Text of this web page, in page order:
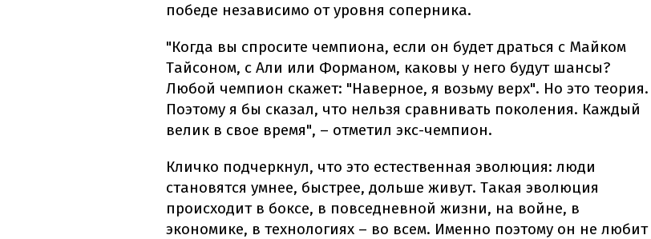
победе независимо от уровня соперника.
"Когда вы спросите чемпиона, если он будет драться с Майком
Тайсоном, с Али или Форманом, каковы у него будут шансы?
Любой чемпион скажет: "Наверное, я возьму верх". Но это теория.
Поэтому я бы сказал, что нельзя сравнивать поколения. Каждый
велик в свое время", – отметил экс-чемпион.
Кличко подчеркнул, что это естественная эволюция: люди
становятся умнее, быстрее, дольше живут. Такая эволюция
происходит в боксе, в повседневной жизни, на войне, в
экономике, в технологиях – во всем. Именно поэтому он не любит